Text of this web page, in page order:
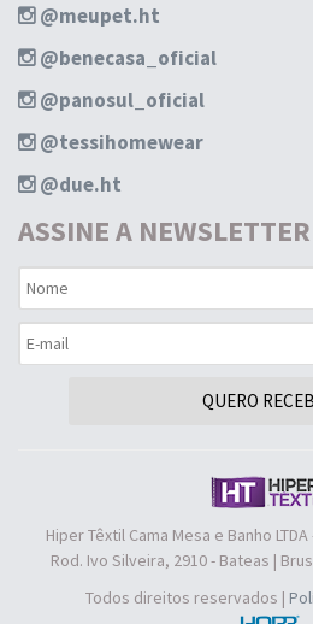
@meupet.ht
@benecasa_oficial
@panosul_oficial
@tessihomewear
@due.ht
ASSINE A NEWSLETTER
QUERO
Hiper Têxtil Cama Mesa e Banho
Rod. Ivo Silveira, 2910 - Bateas |
Todos direitos reservados |